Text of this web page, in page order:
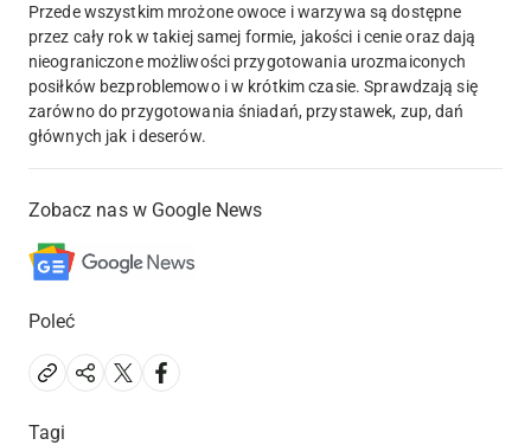
Przede wszystkim mrożone owoce i warzywa są dostępne
przez cały rok w takiej samej formie, jakości i cenie oraz dają
nieograniczone możliwości przygotowania urozmaiconych
posiłków bezproblemowo i w krótkim czasie. Sprawdzają się
zarówno do przygotowania śniadań, przystawek, zup, dań
głównych jak i deserów.
Zobacz nas w Google News
Poleć
Tagi